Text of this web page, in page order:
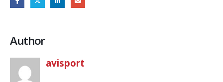
Author
avisport